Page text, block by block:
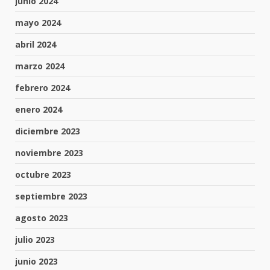
mayo 2024
abril 2024
marzo 2024
febrero 2024
enero 2024
diciembre 2023
noviembre 2023
octubre 2023
septiembre 2023
agosto 2023
julio 2023
junio 2023